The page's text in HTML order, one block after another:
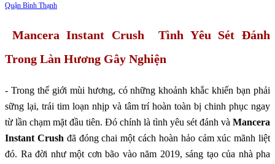
Quận Bình Thạnh
Mancera Instant Crush Tình Yêu Sét Đánh
Trong Làn Hương Gây Nghiện
- Trong thế giới mùi hương, có những khoảnh khắc khiến bạn phải
sững lại, trái tim loạn nhịp và tâm trí hoàn toàn bị chinh phục ngay
từ lần chạm mặt đầu tiên. Đó chính là tình yêu sét đánh và Mancera
Instant Crush đã đóng chai một cách hoàn hảo cảm xúc mãnh liệt
đó. Ra đời như một cơn bão vào năm 2019, sáng tạo của nhà pha